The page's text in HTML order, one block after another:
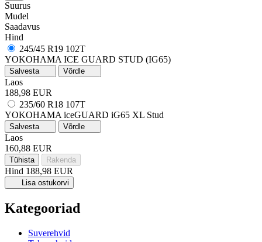
Suurus
Mudel
Saadavus
Hind
245/45 R19 102T
YOKOHAMA ICE GUARD STUD (IG65)
Salvesta Võrdle
Laos
188,98 EUR
235/60 R18 107T
YOKOHAMA iceGUARD iG65 XL Stud
Salvesta Võrdle
Laos
160,88 EUR
Tühista Rakenda
Hind 188,98 EUR
Lisa ostukorvi
Kategooriad
Suverehvid